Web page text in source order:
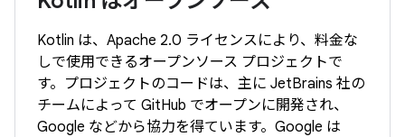
Kotlin は、Apache 2.0 ライセンスにより、料金な
しで使用できるオープンソース プロジェクトで
す。プロジェクトのコードは、主に JetBrains 社の
チームによって GitHub でオープンに開発され、
Google などから協力を得ています。Google は